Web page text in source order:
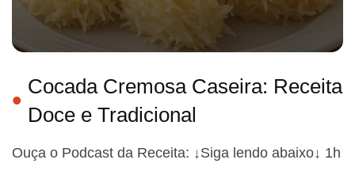
Cocada Cremosa Caseira: Receita
Doce e Tradicional
Ouça o Podcast da Receita: ↓Siga lendo abaixo↓ 1h